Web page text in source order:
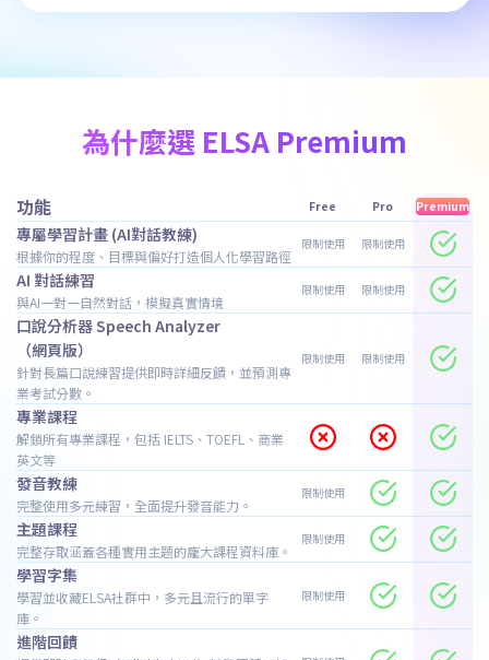
為什麼選 ELSA Premium
功能 Free Pro Premium
專屬學習計畫 (AI對話教練)
根據你的程度、目標與偏好打造個人化學習路徑
限制使用 限制使用
AI 對話練習
與AI一對一自然對話，模擬真實情境
限制使用 限制使用
口說分析器 Speech Analyzer
（網頁版）
針對長篇口說練習提供即時詳細反饋，並預測專
業考試分數。
限制使用 限制使用
專業課程
解鎖所有專業課程，包括 IELTS、TOEFL、商業
英文等
發音教練
完整使用多元練習，全面提升發音能力。
限制使用
主題課程
完整存取涵蓋各種實用主題的龐大課程資料庫。
限制使用
學習字集
學習並收藏ELSA社群中，多元且流行的單字
庫。
限制使用
進階回饋